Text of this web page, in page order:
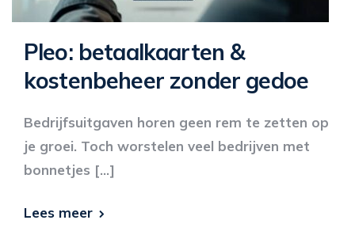
Pleo: betaalkaarten &
kostenbeheer zonder gedoe
Bedrijfsuitgaven horen geen rem te zetten op
je groei. Toch worstelen veel bedrijven met
bonnetjes […]
Lees meer